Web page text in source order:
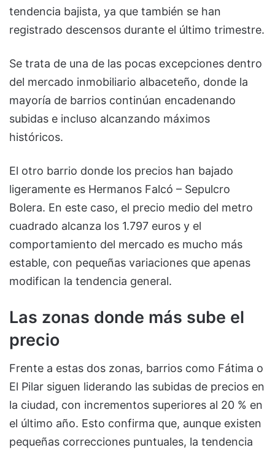
tendencia bajista, ya que también se han
registrado descensos durante el último trimestre.
Se trata de una de las pocas excepciones dentro
del mercado inmobiliario albaceteño, donde la
mayoría de barrios continúan encadenando
subidas e incluso alcanzando máximos
históricos.
El otro barrio donde los precios han bajado
ligeramente es Hermanos Falcó – Sepulcro
Bolera. En este caso, el precio medio del metro
cuadrado alcanza los 1.797 euros y el
comportamiento del mercado es mucho más
estable, con pequeñas variaciones que apenas
modifican la tendencia general.
Las zonas donde más sube el
precio
Frente a estas dos zonas, barrios como Fátima o
El Pilar siguen liderando las subidas de precios en
la ciudad, con incrementos superiores al 20 % en
el último año. Esto confirma que, aunque existen
pequeñas correcciones puntuales, la tendencia